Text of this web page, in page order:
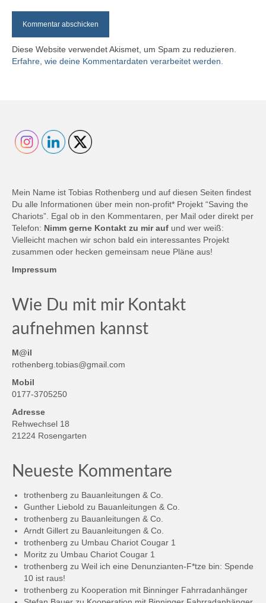
Diese Website verwendet Akismet, um Spam zu reduzieren.
Erfahre, wie deine Kommentardaten verarbeitet werden.
Mein Name ist Tobias Rothenberg und auf diesen Seiten findest
Du alle Informationen über mein non-profit* Projekt “Saving the
Chariots”. Egal ob in den Kommentaren, per Mail oder direkt per
Telefon: Nimm gerne Kontakt zu mir auf und wer weiß:
Vielleicht machen wir schon bald ein interessantes Projekt
zusammen oder hecken gemeinsam neue Pläne aus!
Impressum
Wie Du mit mir Kontakt
aufnehmen kannst
M@il
rothenberg.tobias@gmail.com
Mobil
0177-3705250
Adresse
Rehwechsel 18
21224 Rosengarten
Neueste Kommentare
trothenberg zu Bauanleitungen & Co.
Gunther Liebold zu Bauanleitungen & Co.
trothenberg zu Bauanleitungen & Co.
Arndt Gillert zu Bauanleitungen & Co.
trothenberg zu Umbau Chariot Cougar 1
Moritz zu Umbau Chariot Cougar 1
trothenberg zu Weil ich eine Denunzianten-F*tze bin: Spende
10 ist raus!
trothenberg zu Kooperation mit Binninger Fahrradanhänger